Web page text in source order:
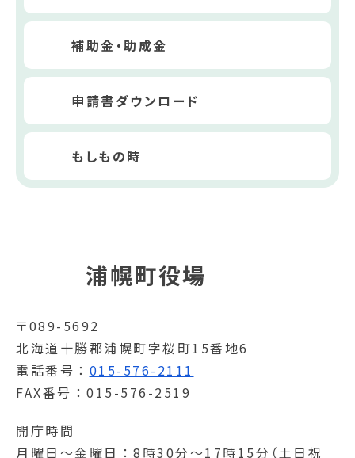
補助金・助成金
申請書ダウンロード
もしもの時
浦幌町役場
〒089-5692
北海道十勝郡浦幌町字桜町15番地6
電話番号
015-576-2111
FAX番号
015-576-2519
開庁時間
月曜日～金曜日
8時30分～17時15分（土日祝